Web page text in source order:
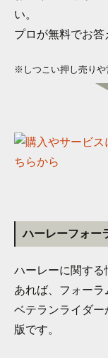
い。
プロが無料でお答
※しつこい押し売りや
ハーレーフォー
ハーレーに関す
あれば、フォーラ
ベテランライダ
版です。